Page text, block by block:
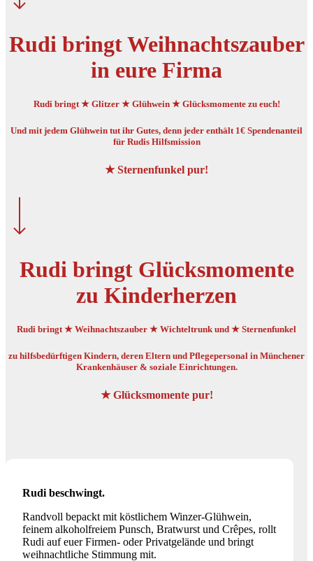
Rudi bringt Weihnachtszauber
in eure Firma
Rudi bringt ★ Glitzer ★ Glühwein ★ Glücksmomente zu euch!
Und mit jedem Glühwein tut ihr Gutes, denn jeder enthält 1€ Spendenanteil
für Rudis Hilfsmission
★ Sternenfunkel pur!
Rudi bringt Glücksmomente
zu Kinderherzen
Rudi bringt ★ Weihnachtszauber ★ Wichteltrunk und ★ Sternenfunkel
zu hilfsbedürftigen Kindern, deren Eltern und Pflegepersonal in Münchener
Krankenhäuser & soziale Einrichtungen.
★ Glücksmomente pur!
Rudi beschwingt.
Randvoll bepackt mit köstlichem Winzer-Glühwein,
feinem alkoholfreiem Punsch, Bratwurst und Crêpes, rollt
Rudi auf euer Firmen- oder Privatgelände und bringt
weihnachtliche Stimmung mit.